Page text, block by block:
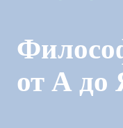
от А до